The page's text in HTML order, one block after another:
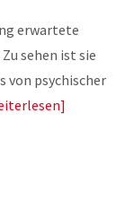
erwartete
sehen ist sie
von psychischer